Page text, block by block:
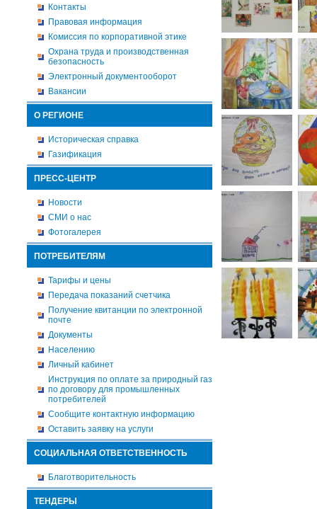
Контакты
Правовая информация
Комиссия по корпоративной этике
Охрана труда и производственная
безопасность
Электронный документооборот
Вакансии
О РЕГИОНЕ
Историческая справка
Газификация
ПРЕСС-ЦЕНТР
Новости
СМИ о нас
Фотогалерея
ПОТРЕБИТЕЛЯМ
Тарифы и цены
Передача показаний счетчика
Получение квитанции по электронной
почте
Документы
Населению
Личный кабинет
Инструкция по оплате за природный газ
по договору для промышленных
потребителей
Сообщите контактную информацию
Оставить заявку на услуги
СОЦИАЛЬНАЯ ОТВЕТСТВЕННОСТЬ
Благотворительность
ТЕНДЕРЫ